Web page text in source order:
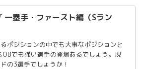
一塁手・ファースト編（Sラン
ポジションの中でも大事なポジションと
でも強い選手の登場あるでしょう。現
の3選手でしょうか！